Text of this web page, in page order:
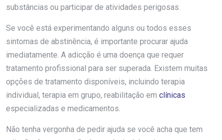
substâncias ou participar de atividades perigosas.
Se você está experimentando alguns ou todos esses
sintomas de abstinência, é importante procurar ajuda
imediatamente. A adicção é uma doença que requer
tratamento profissional para ser superada. Existem muitas
opções de tratamento disponíveis, incluindo terapia
individual, terapia em grupo, reabilitação em clínicas
especializadas e medicamentos.
Não tenha vergonha de pedir ajuda se você acha que tem